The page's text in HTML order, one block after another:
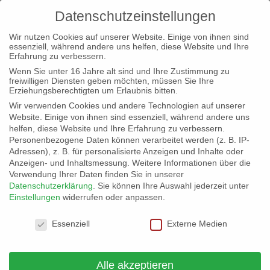
Landesparteitag Bündnis C
Rheinland-Pfalz
von Andreas Wolff|7. Dez. 2023|Allgemein
Einladung zum Landesparteitag von Bündnis C – Christen für
Deutschland Rheinland-Pfalz
ganz herzlich lädt Sie der Landesvorstand zum Landesparteitag
Datenschutzeinstellungen
Wir nutzen Cookies auf unserer Website. Einige von ihnen sind
essenziell, während andere uns helfen, diese Website und Ihre
Erfahrung zu verbessern.
Wenn Sie unter 16 Jahre alt sind und Ihre Zustimmung zu
freiwilligen Diensten geben möchten, müssen Sie Ihre
Erziehungsberechtigten um Erlaubnis bitten.
Wir verwenden Cookies und andere Technologien auf unserer
Website. Einige von ihnen sind essenziell, während andere uns
helfen, diese Website und Ihre Erfahrung zu verbessern.
Personenbezogene Daten können verarbeitet werden (z. B. IP-
Adressen), z. B. für personalisierte Anzeigen und Inhalte oder
Anzeigen- und Inhaltsmessung. Weitere Informationen über die
Verwendung Ihrer Daten finden Sie in unserer
Datenschutzerklärung
Sie können Ihre Auswahl jederzeit unter
Einstellungen widerrufen oder anpassen.
Essenziell
Externe Medien
Alle akzeptieren